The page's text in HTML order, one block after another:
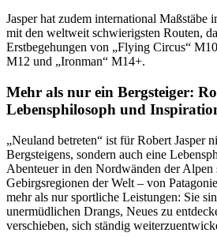
Jasper hat zudem international Maßstäbe
mit den weltweit schwierigsten Routen,
Erstbegehungen von „Flying Circus“
M12 und „Ironman“ M14+.
Mehr als nur ein Bergsteiger:
Lebensphilosoph und
„Neuland betreten“ ist für Robert Jasper
Bergsteigens, sondern auch eine
Abenteuer in den Nordwänden der Alpen
Gebirgsregionen der Welt – von
mehr als nur sportliche Leistungen: Sie
unermüdlichen Drangs, Neues zu
verschieben, sich ständig